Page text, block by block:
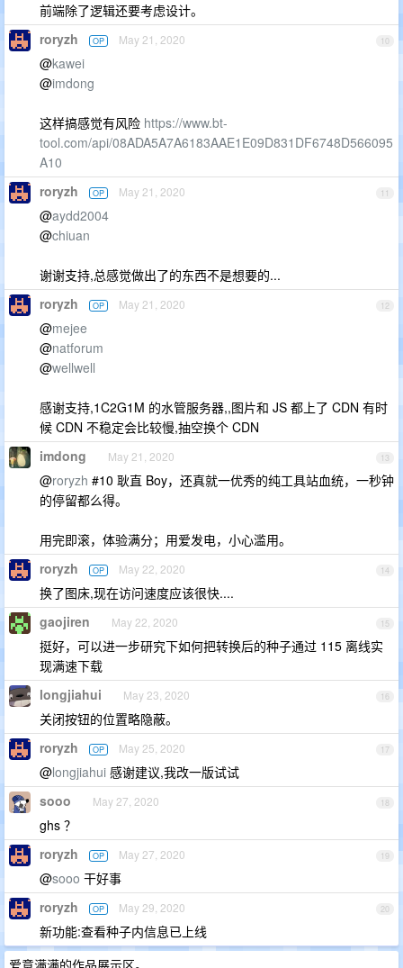
前端除了逻辑还要考虑设计。
10
roryzh OP May 21, 2020
@kawei
@imdong
这样搞感觉有风险 https://www.bt-
tool.com/api/08ADA5A7A6183AAE1E09D831DF6748D566095
A10
11
roryzh OP May 21, 2020
@aydd2004
@chiuan
谢谢支持,总感觉做出了的东西不是想要的...
12
roryzh OP May 21, 2020
@mejee
@natforum
@wellwell
感谢支持,1C2G1M 的水管服务器,,图片和 JS 都上了 CDN 有时
候 CDN 不稳定会比较慢,抽空换个 CDN
13
imdong May 21, 2020
@roryzh #10 耿直 Boy，还真就一优秀的纯工具站血统，一秒钟
的停留都么得。
用完即滚，体验满分；用爱发电，小心滥用。
14
roryzh OP May 22, 2020
换了图床,现在访问速度应该很快....
15
gaojiren May 22, 2020
挺好，可以进一步研究下如何把转换后的种子通过 115 离线实
现满速下载
16
longjiahui May 23, 2020
关闭按钮的位置略隐蔽。
17
roryzh OP May 25, 2020
@longjiahui 感谢建议,我改一版试试
18
sooo May 27, 2020
ghs ？
19
roryzh OP May 27, 2020
@sooo 干好事
20
roryzh OP May 29, 2020
新功能:查看种子内信息已上线
爱意满满的作品展示区。